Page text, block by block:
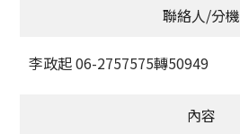
聯絡人/分機
李政起 06-2757575轉50949
內容